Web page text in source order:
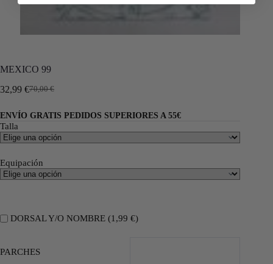
MEXICO 99
70,00€
32,99 €
ENVÍO GRATIS PEDIDOS SUPERIORES A 55€
Talla
Equipación
DORSAL Y/O NOMBRE (1,99 €)
PARCHES